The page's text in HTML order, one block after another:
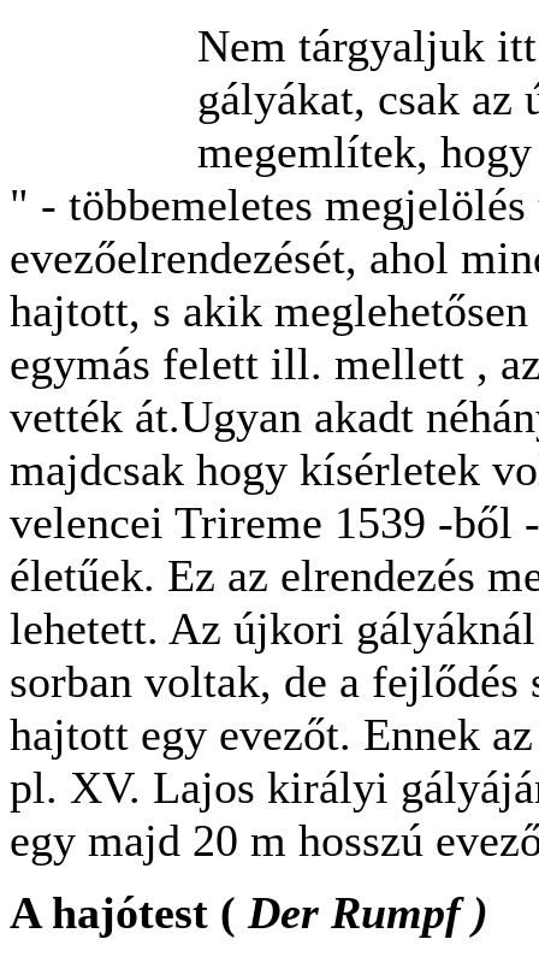
Nem tárgyaljuk
gályákat, csak
megemlítek,
" - többemeletes
evezőelrendezését, ahol
hajtott, s akik
egymás felett ill. mellett ,
vették át.Ugyan akadt
majdcsak hogy kísérletek
velencei Trireme 1539 -ből
életűek. Ez az elrendezés
lehetett. Az újkori
sorban voltak, de a fejlődés
hajtott egy evezőt. Ennek
pl. XV. Lajos királyi
egy majd 20 m hosszú
A hajótest ( Der Rumpf )